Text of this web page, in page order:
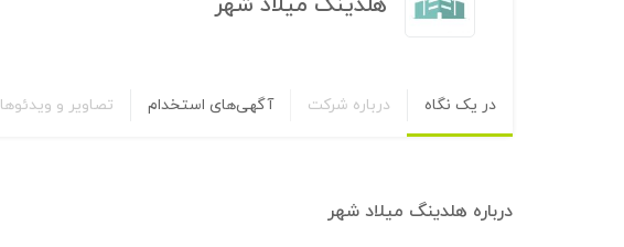
در یک نگاه درباره شرکت آگهی‌های استخدام تصاویر و ویدئوها
درباره هلدینگ میلاد شهر